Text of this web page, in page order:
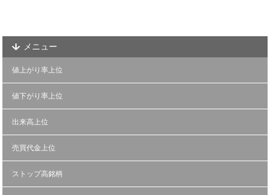
メニュー
値上がり率上位
値下がり率上位
出来高上位
売買代金上位
ストップ高銘柄